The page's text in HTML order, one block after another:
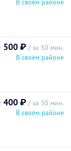
В своём районе
500 ₽ / за 30 мин.
В своём районе
400 ₽ / за 30 мин.
В своём районе